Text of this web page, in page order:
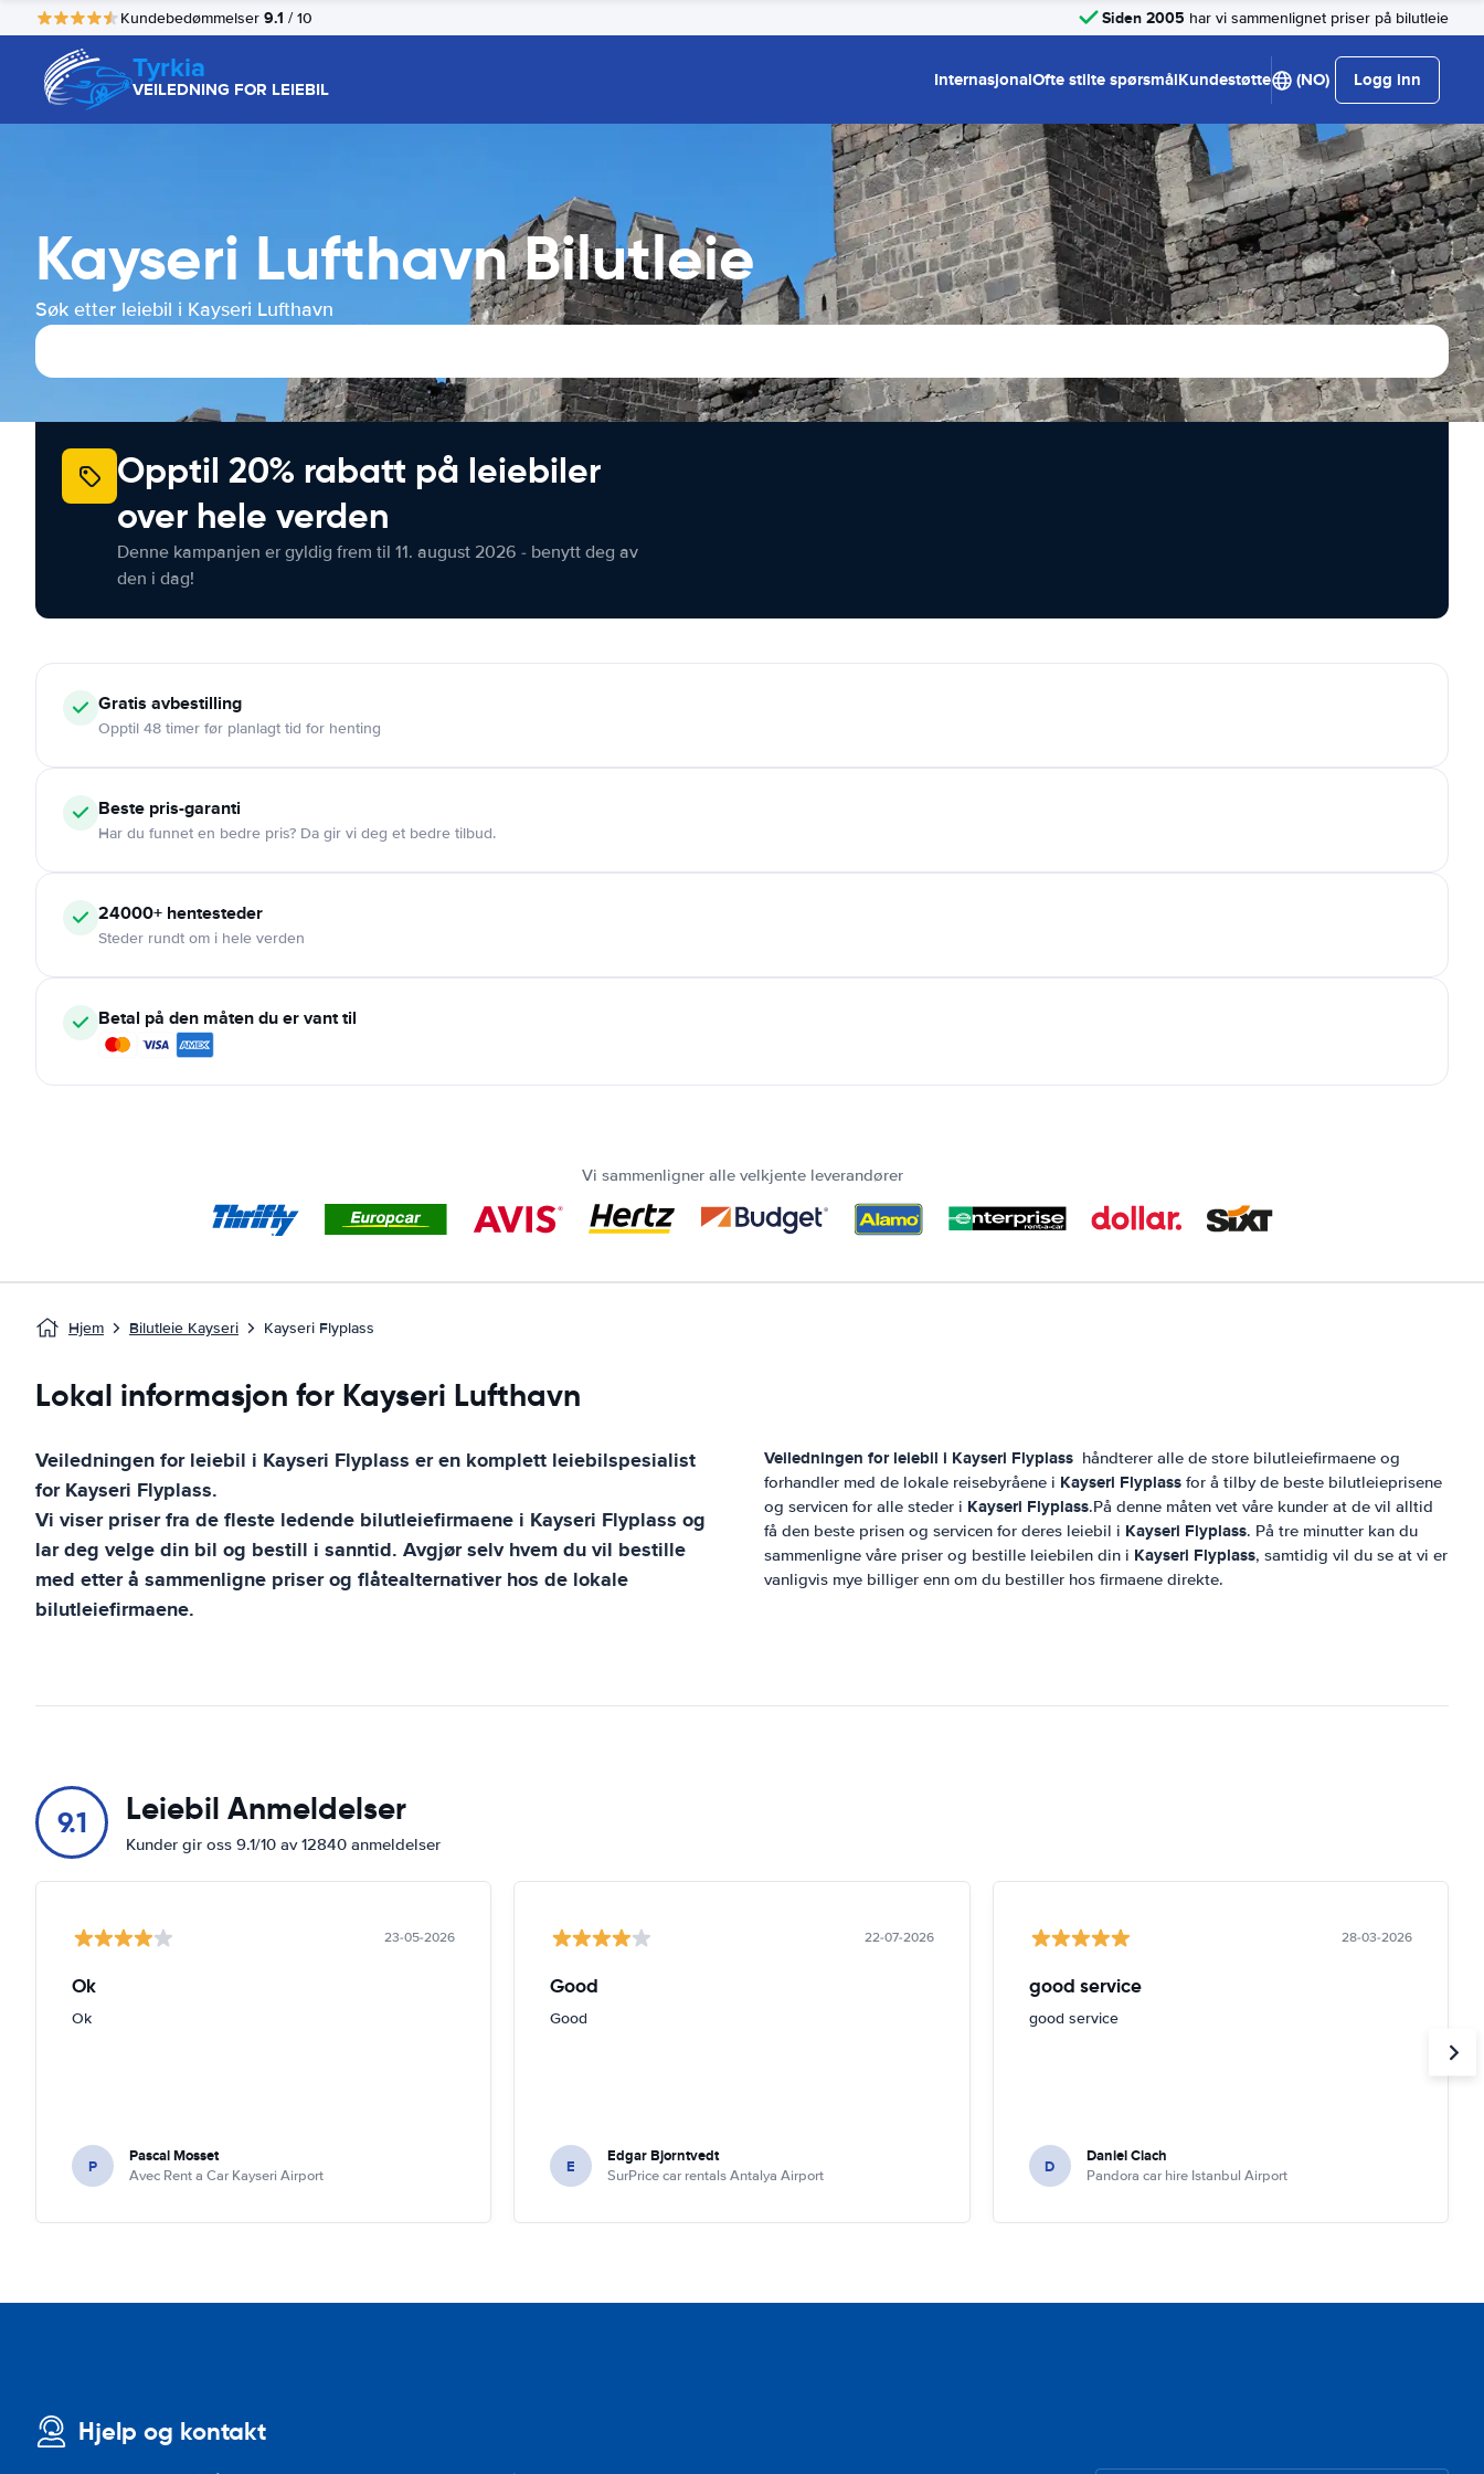
Kundebedømmelser 9.1 / 10 Siden 2005 har vi sammenlignet priser på bilutleie
Tyrkia
VEILEDNING FOR LEIEBIL InternasjonalOfte stilte spørsmålKundestøtte (NO) Logg inn
Kayseri Lufthavn Bilutleie
Søk etter leiebil i Kayseri Lufthavn
Opptil 20% rabatt på leiebiler
over hele verden
Denne kampanjen er gyldig frem til 11. august 2026 - benytt deg av
den i dag!
Gratis avbestilling
Opptil 48 timer før planlagt tid for henting
Beste pris-garanti
Har du funnet en bedre pris? Da gir vi deg et bedre tilbud.
24000+ hentesteder
Steder rundt om i hele verden
Betal på den måten du er vant til
Vi sammenligner alle velkjente leverandører
Hjem Bilutleie Kayseri Kayseri Flyplass
Lokal informasjon for Kayseri Lufthavn
Veiledningen for leiebil i Kayseri Flyplass er en komplett leiebilspesialist
forKayseri Flyplass.
Vi viser priser fra de fleste ledende bilutleiefirmaene i Kayseri Flyplass og
lar deg velge din bil og bestill i sanntid. Avgjør selv hvem du vil bestille
med etter å sammenligne priser og flåtealternativer hos de lokale
bilutleiefirmaene.
Veiledningen for leiebil i Kayseri Flyplass håndterer alle de store bilutleiefirmaene og
forhandler med de lokale reisebyråene i Kayseri Flyplass for å tilby de beste bilutleieprisene
og servicen for alle steder i Kayseri Flyplass.På denne måten vet våre kunder at de vil alltid
få den beste prisen og servicen for deres leiebil i Kayseri Flyplass. På tre minutter kan du
sammenligne våre priser og bestille leiebilen din i Kayseri Flyplass, samtidig vil du se at vi er
vanligvis mye billiger enn om du bestiller hos firmaene direkte.
9.1 Leiebil Anmeldelser
Kunder gir oss 9.1/10 av 12840 anmeldelser
23-05-2026
Ok
Ok
P Pascal Mosset
Avec Rent a Car Kayseri Airport
22-07-2026
Good
Good
E Edgar Bjorntvedt
SurPrice car rentals Antalya Airport
28-03-2026
good service
good service
D Daniel Ciach
Pandora car hire Istanbul Airport
Hjelp og kontakt